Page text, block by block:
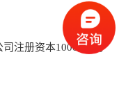
注册资本1000万元。